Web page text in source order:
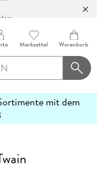
Merkzettel Warenkorb
mit dem